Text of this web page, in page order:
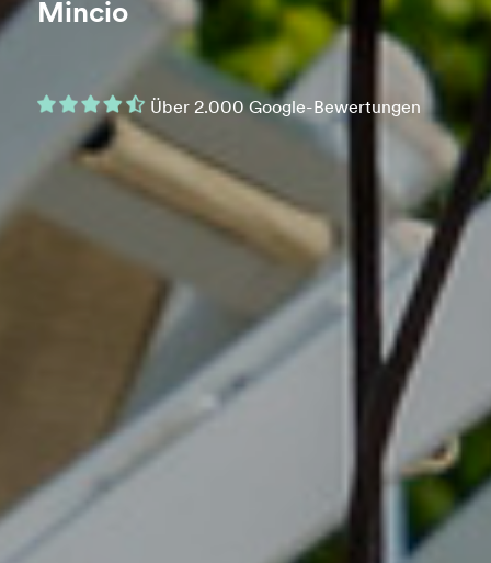
Mincio
Über 2.000 Google-Bewertungen